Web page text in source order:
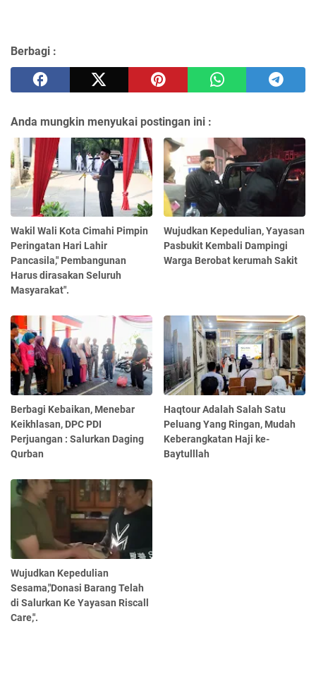
Berbagi :
Anda mungkin menyukai postingan ini :
Wakil Wali Kota Cimahi Pimpin
Peringatan Hari Lahir
Pancasila," Pembangunan
Harus dirasakan Seluruh
Masyarakat".
Wujudkan Kepedulian, Yayasan
Pasbukit Kembali Dampingi
Warga Berobat kerumah Sakit
Berbagi Kebaikan, Menebar
Keikhlasan, DPC PDI
Perjuangan : Salurkan Daging
Qurban
Haqtour Adalah Salah Satu
Peluang Yang Ringan, Mudah
Keberangkatan Haji ke-
Baytulllah
Wujudkan Kepedulian
Sesama,"Donasi Barang Telah
di Salurkan Ke Yayasan Riscall
Care,".